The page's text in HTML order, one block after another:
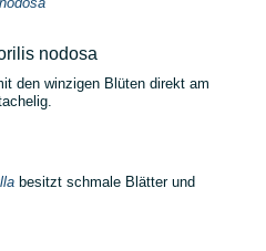
den winzigen Blüten direkt am
besitzt schmale Blätter und